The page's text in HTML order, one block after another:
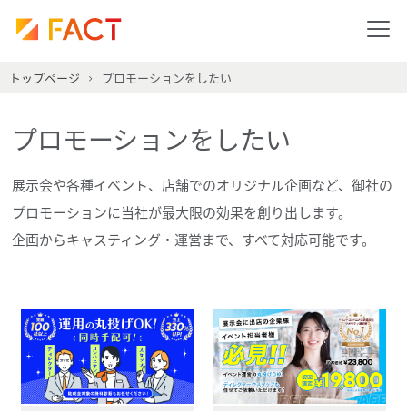
トップページ プロモーションをしたい
プロモーションをしたい
展示会や各種イベント、店舗でのオリジナル企画など、御社の
プロモーションに当社が最大限の効果を創り出します。
企画からキャスティング・運営まで、すべて対応可能です。